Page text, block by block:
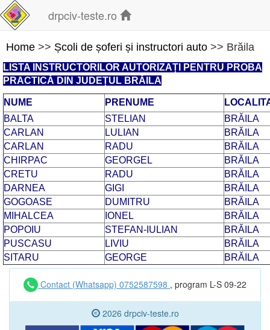
drpciv-teste.ro
Home >> Școli de șoferi și instructori auto >> Brăila
LISTA INSTRUCTORILOR AUTORIZAȚI PENTRU PROBA
PRACTICĂ DIN JUDEȚUL BRĂILA
NUME PRENUME
BALTA
STELIAN
BRĂILA
CARLAN
LULIAN
BRĂILA
CARLAN
RADU
BRĂILA
CHIRPAC
GEORGEL
BRĂILA
CRETU
RADU
BRĂILA
DARNEA
GIGI
BRĂILA
GOGOASE
DUMITRU
BRĂILA
MIHALCEA
IONEL
BRĂILA
POPOIU
STEFAN-IULIAN
BRĂILA
PUSCASU
LIVIU
BRĂILA
SITARU
GEORGE BRĂILA
Contact (Whatsapp) 0752587598 , program L-S 09-22
2026 drpciv-teste.ro